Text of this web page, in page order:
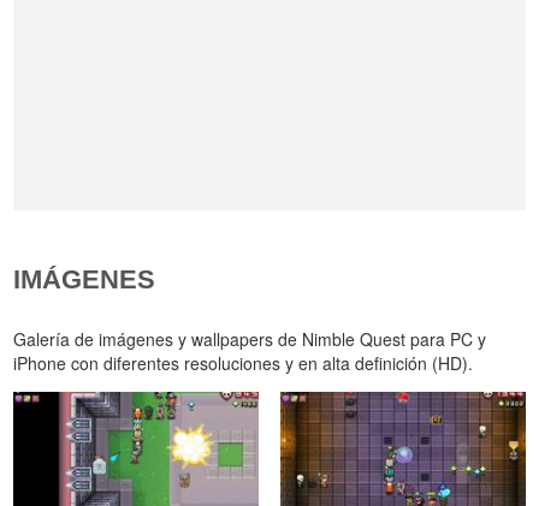
IMÁGENES
Galería de imágenes y wallpapers de Nimble Quest para PC y
iPhone con diferentes resoluciones y en alta definición (HD).